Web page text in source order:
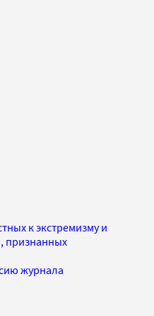
к экстремизму и
признанных
журнала